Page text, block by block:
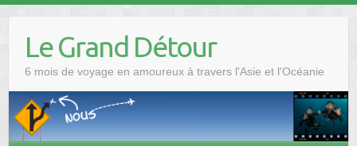
Le Grand Détour
6 mois de voyage en amoureux à travers l'Asie et l'Océanie